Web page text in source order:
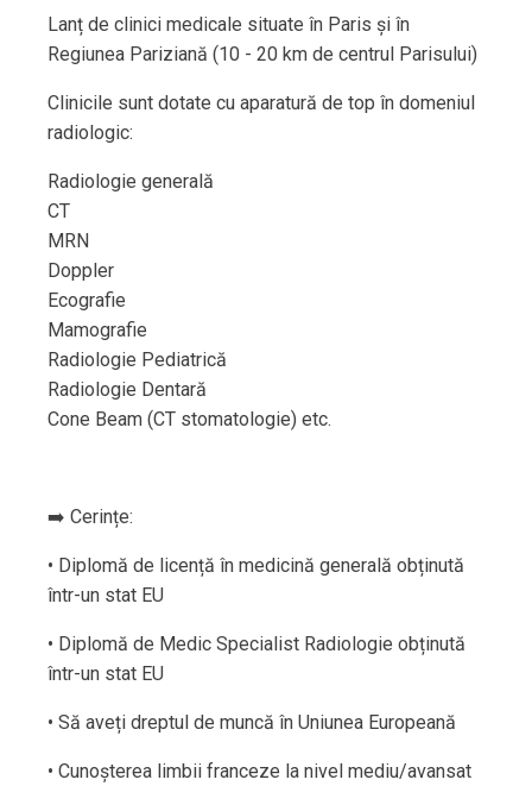
Lanț de clinici medicale situate în Paris și în
Regiunea Pariziană (10 - 20 km de centrul Parisului)
Clinicile sunt dotate cu aparatură de top în domeniul
radiologic:
Radiologie generală
CT
MRN
Doppler
Ecografie
Mamografie
Radiologie Pediatrică
Radiologie Dentară
Cone Beam (CT stomatologie) etc.
➡️ Cerințe:
• Diplomă de licență în medicină generală obținută
într-un stat EU
• Diplomă de Medic Specialist Radiologie obținută
într-un stat EU
• Să aveți dreptul de muncă în Uniunea Europeană
• Cunoșterea limbii franceze la nivel mediu/avansat